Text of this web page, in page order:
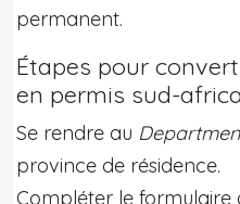
permanent.
Étapes pour
en permis sud-
Se rendre au
province de résidence.
Compléter le formulaire